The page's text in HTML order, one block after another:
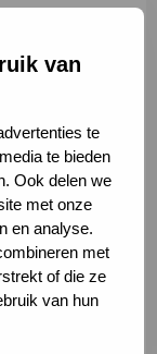
van
te
te bieden
Ook delen we
met onze
en analyse.
met
of die ze
van hun